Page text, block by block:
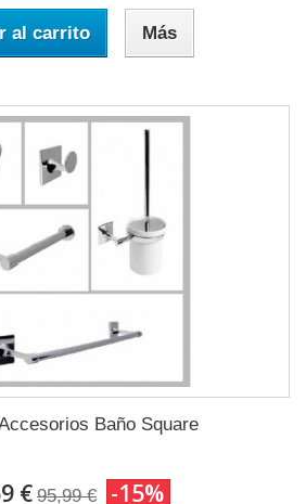
al carrito Más
Baño Square
€ 95,99 € -15%